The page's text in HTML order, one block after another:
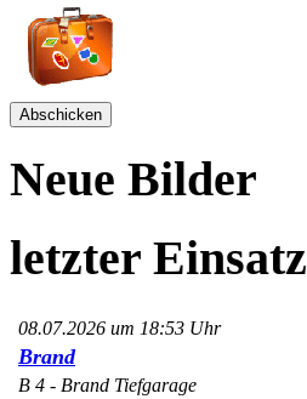
Neue Bilder
letzter Einsatz
08.07.2026 um 18:53 Uhr
Brand
B 4 - Brand Tiefgarage